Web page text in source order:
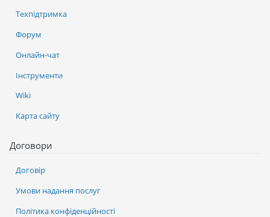
Техпідтримка
Форум
Онлайн-чат
Інструменти
Wiki
Карта сайту
Договори
Договір
Умови надання послуг
Політика конфіденційності